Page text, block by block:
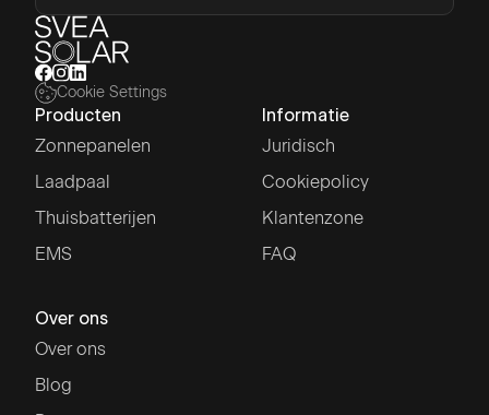
Cookie Settings
Producten
Zonnepanelen
Laadpaal
Thuisbatterijen
EMS
Informatie
Juridisch
Cookiepolicy
Klantenzone
FAQ
Over ons
Over ons
Blog